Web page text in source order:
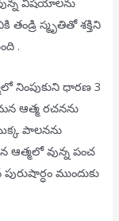
స్మృతితో శక్తిని
.
నింపుకుని ధారణ 3
ఆత్మ రచనను
పాలనను
వున్న పంచ
ముందుకు